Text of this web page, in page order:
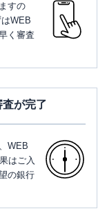
すの
WEB
く審査
が完了
WEB
はご入
の銀行